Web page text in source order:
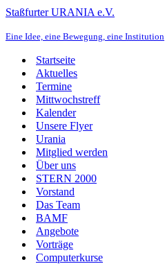
Staßfurter URANIA e.V.
Eine Idee, eine Bewegung, eine Institution
Startseite
Aktuelles
Termine
Mittwochstreff
Kalender
Unsere Flyer
Urania
Mitglied werden
Über uns
STERN 2000
Vorstand
Das Team
BAMF
Angebote
Vorträge
Computerkurse